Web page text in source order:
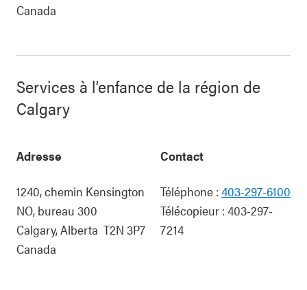
Canada
Services à l’enfance de la région de
Calgary
Adresse
1240, chemin Kensington
NO, bureau 300
Calgary,Alberta T2N 3P7
Canada
Contact
Téléphone : 403-297-6100
Télécopieur : 403-297-
7214